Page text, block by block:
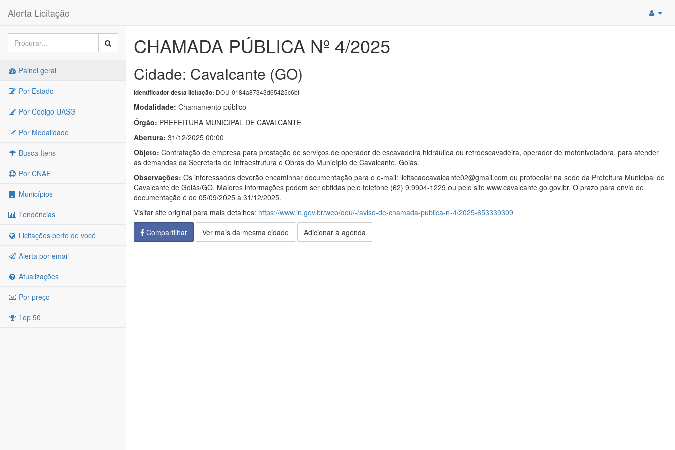
Alerta Licitação
Painel geral
Por Estado
Por Código UASG
Por Modalidade
Busca Itens
Por CNAE
Municípios
Tendências
Licitações perto de você
Alerta por email
Atualizações
Por preço
Top 50
CHAMADA PÚBLICA Nº 4/2025
Cidade: Cavalcante (GO)
Identificador desta licitação: DOU-0184a87343d65425c6bf
Modalidade: Chamamento público
Órgão: PREFEITURA MUNICIPAL DE CAVALCANTE
Abertura: 31/12/2025 00:00
Objeto: Contratação de empresa para prestação de serviços de operador de escavadeira hidráulica ou retroescavadeira, operador de motoniveladora, para atender
as demandas da Secretaria de Infraestrutura e Obras do Município de Cavalcante, Goiás.
Observações: Os interessados deverão encaminhar documentação para o e-mail: licitacaocavalcante02@gmail.com ou protocolar na sede da Prefeitura Municipal de
Cavalcante de Goiás/GO. Maiores informações podem ser obtidas pelo telefone (62) 9.9904-1229 ou pelo site www.cavalcante.go.gov.br. O prazo para envio de
documentação é de 05/09/2025 a 31/12/2025.
Visitar site original para mais detalhes: https://www.in.gov.br/web/dou/-/aviso-de-chamada-publica-n-4/2025-653339309
Compartilhar
Ver mais da mesma cidade Adicionar à agenda